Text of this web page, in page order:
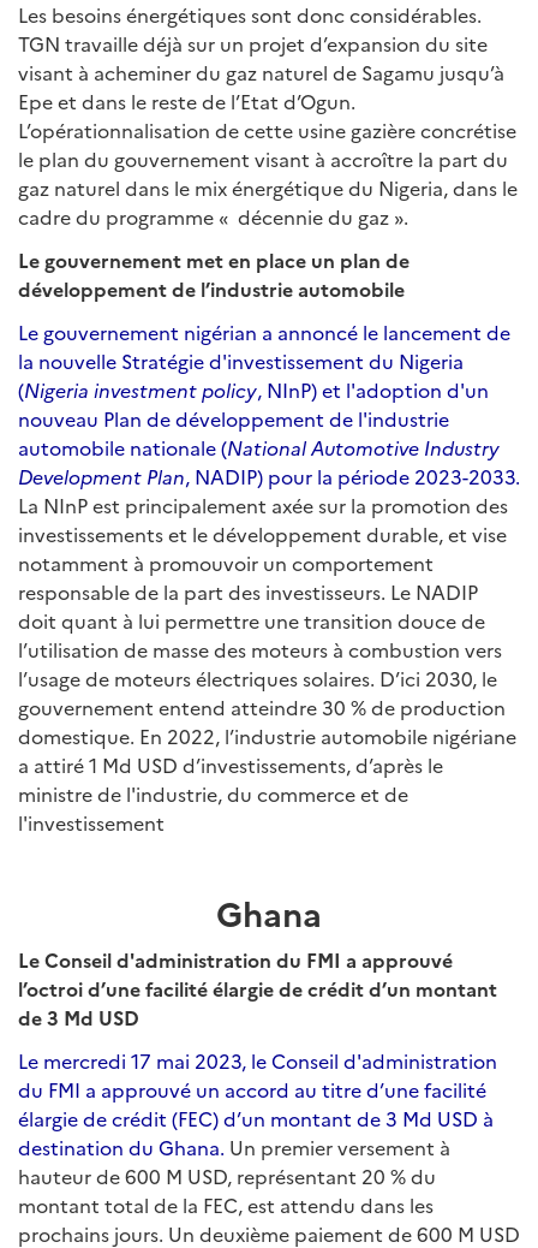
Les besoins énergétiques sont donc considérables.
TGN travaille déjà sur un projet d’expansion du site
visant à acheminer du gaz naturel de Sagamu jusqu’à
Epe et dans le reste de l’Etat d’Ogun.
L’opérationnalisation de cette usine gazière concrétise
le plan du gouvernement visant à accroître la part du
gaz naturel dans le mix énergétique du Nigeria, dans le
cadre du programme « décennie du gaz ».
Le gouvernement met en place un plan de
développement de l’industrie automobile
Le gouvernement nigérian a annoncé le lancement de
la nouvelle Stratégie d'investissement du Nigeria
(Nigeria investment policy, NInP) et l'adoption d'un
nouveau Plan de développement de l'industrie
automobile nationale (National Automotive Industry
Development Plan, NADIP) pour la période 2023-2033.
La NInP est principalement axée sur la promotion des
investissements et le développement durable, et vise
notamment à promouvoir un comportement
responsable de la part des investisseurs. Le NADIP
doit quant à lui permettre une transition douce de
l’utilisation de masse des moteurs à combustion vers
l’usage de moteurs électriques solaires. D’ici 2030, le
gouvernement entend atteindre 30 % de production
domestique. En 2022, l’industrie automobile nigériane
a attiré 1 Md USD d’investissements, d’après le
ministre de l'industrie, du commerce et de
l'investissement
Ghana
Le Conseil d'administration du FMI a approuvé
l’octroi d’une facilité élargie de crédit d’un montant
de 3 Md USD
Le mercredi 17 mai 2023, le Conseil d'administration
du FMI a approuvé un accord au titre d’une facilité
élargie de crédit (FEC) d’un montant de 3 Md USD à
destination du Ghana. Un premier versement à
hauteur de 600 M USD, représentant 20 % du
montant total de la FEC, est attendu dans les
prochains jours. Un deuxième paiement de 600 M USD